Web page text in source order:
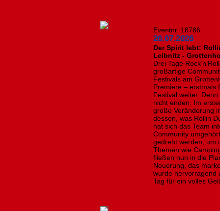
Eventnr. 18786
26.07.2026
​Der Spirit lebt:
Leibnitz -
Drei Tage
großartige
Festivals am
Premiere – erstmals
Festival weiter.
nicht enden. Im
große Veränderung
dessen, was Rollin
hat sich das Team
Community
gedreht werden, um
Themen wie
fließen nun in die
Neuerung, das
wurde hervorragend
Tag für ein volles